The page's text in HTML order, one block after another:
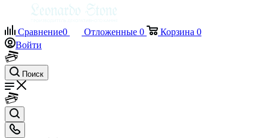
Сравнение0 Отложенные 0 Корзина 0
Войти
Поиск